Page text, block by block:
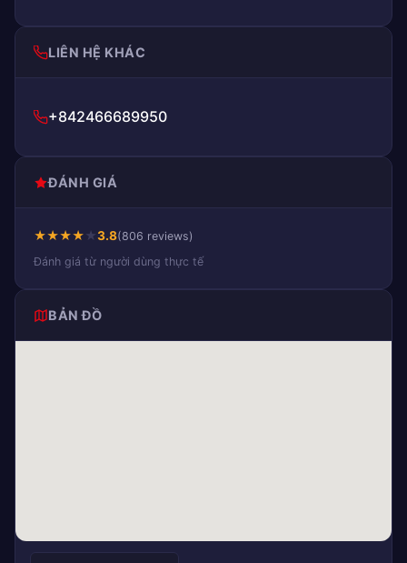
LIÊN HỆ KHÁC
+842466689950
ĐÁNH GIÁ
★★★★★3.8(806 reviews)
Đánh giá từ người dùng thực tế
BẢN ĐỒ